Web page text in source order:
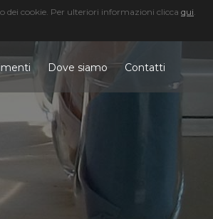
dei cookie. Per ulteriori informazioni clicca qui.
Dove siamo Contatti